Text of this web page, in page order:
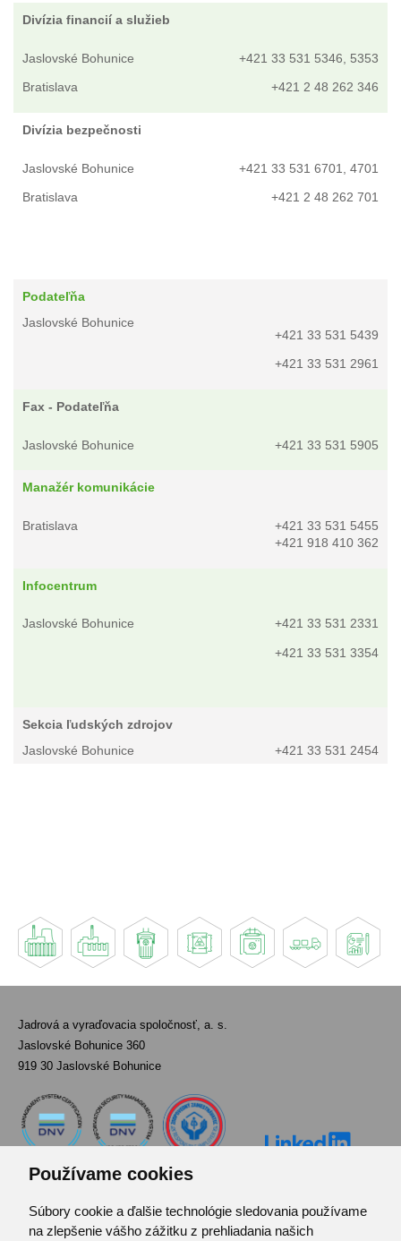
Používame cookies
Súbory cookie a ďalšie technológie sledovania používame
na zlepšenie vášho zážitku z prehliadania našich
Divízia financií a služieb
Jaslovské Bohunice
Bratislava
+421 33 531 5346, 5353
+421 2 48 262 346
Divízia bezpečnosti
Jaslovské Bohunice
Bratislava
+421 33 531 6701, 4701
+421 2 48 262 701
Podateľňa
Jaslovské Bohunice
+421 33 531 5439
+421 33 531 2961
Fax - Podateľňa
Jaslovské Bohunice +421 33 531 5905
Manažér komunikácie
Bratislava
+421 33 531 5455
+421 918 410 362
Infocentrum
Jaslovské Bohunice +421 33 531 2331
+421 33 531 3354
Sekcia ľudských zdrojov
Jaslovské Bohunice
+421 33 531 2454
Jadrová a vyraďovacia spoločnosť, a. s.
Jaslovské Bohunice 360
919 30 Jaslovské Bohunice
Kontakt
Pozvánka do infocentra